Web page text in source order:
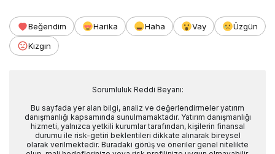
Beğendim Harika Haha Vay
Üzgün
Kızgın
Sorumluluk Reddi Beyanı:
Bu sayfada yer alan bilgi, analiz ve değerlendirmeler yatırım
danışmanlığı kapsamında sunulmamaktadır. Yatırım danışmanlığı
hizmeti, yalnızca yetkili kurumlar tarafından, kişilerin finansal
durumu ile risk-getiri beklentileri dikkate alınarak bireysel
olarak verilmektedir. Buradaki görüş ve öneriler genel nitelikte